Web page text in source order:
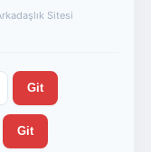
Sitesi